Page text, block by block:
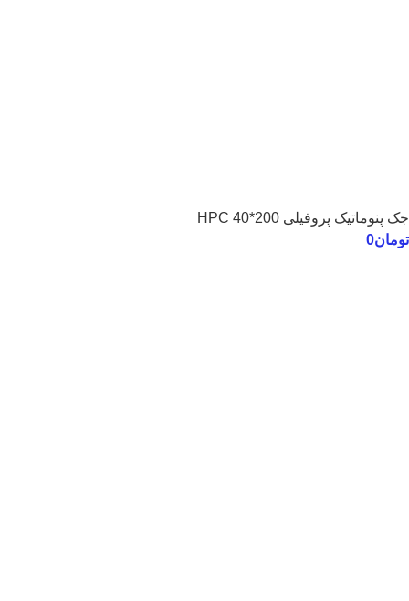
جک پنوماتیک پروفیلی 200*40 HPC
تومان0